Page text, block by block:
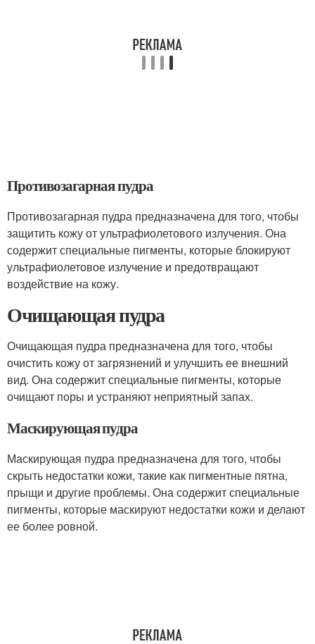
Противозагарная пудра
Противозагарная пудра предназначена для того, чтобы
защитить кожу от ультрафиолетового излучения. Она
содержит специальные пигменты, которые блокируют
ультрафиолетовое излучение и предотвращают
воздействие на кожу.
Очищающая пудра
Очищающая пудра предназначена для того, чтобы
очистить кожу от загрязнений и улучшить ее внешний
вид. Она содержит специальные пигменты, которые
очищают поры и устраняют неприятный запах.
Маскирующая пудра
Маскирующая пудра предназначена для того, чтобы
скрыть недостатки кожи, такие как пигментные пятна,
прыщи и другие проблемы. Она содержит специальные
пигменты, которые маскируют недостатки кожи и делают
ее более ровной.